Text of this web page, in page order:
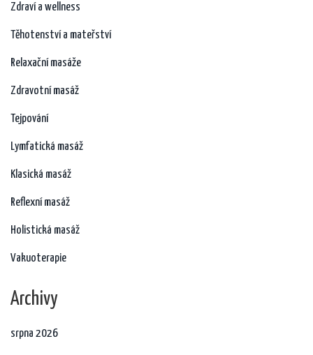
Zdraví a wellness
Těhotenství a mateřství
Relaxační masáže
Zdravotní masáž
Tejpování
Lymfatická masáž
Klasická masáž
Reflexní masáž
Holistická masáž
Vakuoterapie
Archivy
srpna 2026